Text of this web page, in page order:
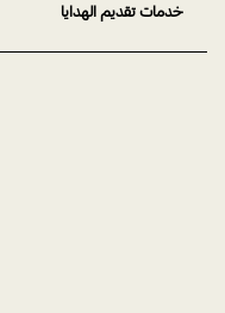
خدمات تقديم الهدايا